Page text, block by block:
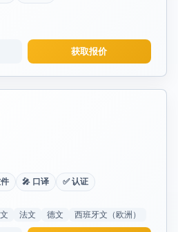
获取报价
🎤 口译 ✅ 认证
法文 德文 西班牙文（欧洲）